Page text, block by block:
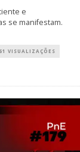
e
se manifestam.
VISUALIZAÇÕES